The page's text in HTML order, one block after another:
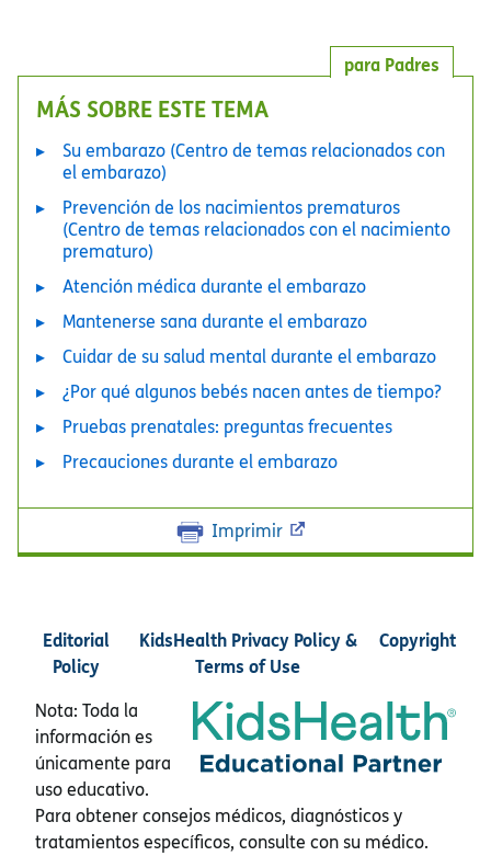
para Padres
MÁS SOBRE ESTE TEMA
Su embarazo (Centro de temas relacionados con
el embarazo)
Prevención de los nacimientos prematuros
(Centro de temas relacionados con el nacimiento
prematuro)
Atención médica durante el embarazo
Mantenerse sana durante el embarazo
Cuidar de su salud mental durante el embarazo
¿Por qué algunos bebés nacen antes de tiempo?
Pruebas prenatales: preguntas frecuentes
Precauciones durante el embarazo
Imprimir
Editorial
Policy
KidsHealth Privacy Policy &
Terms of Use
Copyright
Nota: Toda la
información es
únicamente para
uso educativo.
Para obtener consejos médicos, diagnósticos y
tratamientos específicos, consulte con su médico.